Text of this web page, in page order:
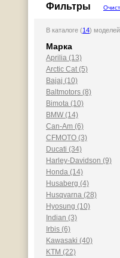
Фильтры
В каталоге (14) моделей
Марка
Aprilia (13)
Arctic Cat (5)
Bajaj (10)
Baltmotors (8)
Bimota (10)
BMW (14)
Can-Am (6)
CFMOTO (3)
Ducati (34)
Harley-Davidson (9)
Honda (14)
Husaberg (4)
Husqvarna (28)
Hyosung (10)
Indian (3)
Irbis (6)
Kawasaki (40)
KTM (22)